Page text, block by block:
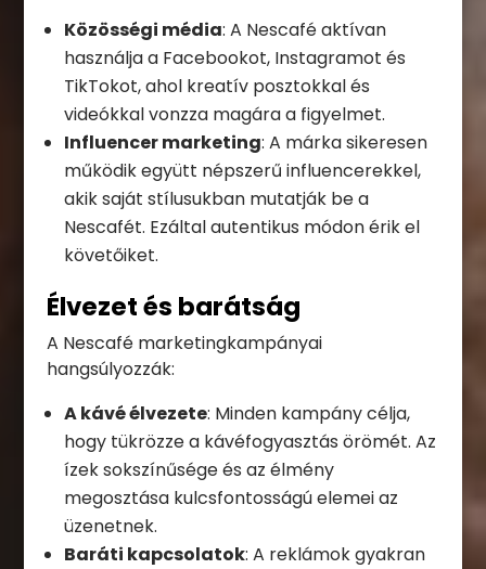
Közösségi média: A Nescafé aktívan
használja a Facebookot, Instagramot és
TikTokot, ahol kreatív posztokkal és
videókkal vonzza magára a figyelmet.
Influencer marketing: A márka sikeresen
működik együtt népszerű influencerekkel,
akik saját stílusukban mutatják be a
Nescafét. Ezáltal autentikus módon érik el
követőiket.
Élvezet és barátság
A Nescafé marketingkampányai
hangsúlyozzák:
A kávé élvezete: Minden kampány célja,
hogy tükrözze a kávéfogyasztás örömét. Az
ízek sokszínűsége és az élmény
megosztása kulcsfontosságú elemei az
üzenetnek.
Baráti kapcsolatok: A reklámok gyakran